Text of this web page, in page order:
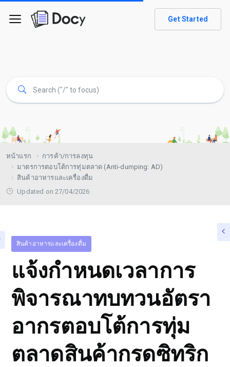
Get Started
หน้าแรก
การค้า/การลงทุน
มาตรการตอบโต้การทุ่มตลาด (Anti-dumping: AD)
สินค้าอาหารและเครื่องดื่ม
Updated on 27/04/2026
สินค้าอาหารและเครื่องดื่ม
แจ้งกำหนดเวลาการ
พิจารณาทบทวนอัตรา
อากรตอบโต้การทุ่ม
ตลาดสินค้ากรดซิทริก